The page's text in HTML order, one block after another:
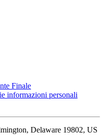
Finale
informazioni personali
Delaware 19802, US